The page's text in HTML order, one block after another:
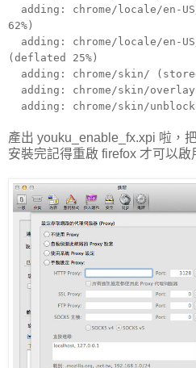
adding: chrome/locale/en-
62%)
adding: chrome/locale/en-
(deflated 25%)
adding: chrome/skin/
adding: chrome/skin/
adding: chrome/skin/
產出 youku_enable_fx.xpi 啦，
安裝完記得重啟 firefox 才可以啟